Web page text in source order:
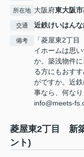
所在地 大阪府東大阪市
交通 近鉄けいはん
備考
「菱屋東2丁
イホームは思
か。築浅物件
る方にもおす
がですか。近
事なら、何な
info@meets-
菱屋東2丁目 新
ント)